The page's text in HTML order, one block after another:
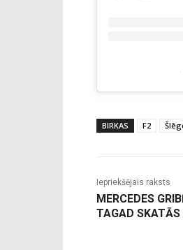
BIRKAS F2
Iepriekšējais raksts
MERCEDES
TAGAD SKATĀS